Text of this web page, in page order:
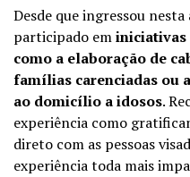
Desde que ingressou
participado eminiciativas
como a elaboração de
famílias carenciadas ou
ao domicílio a idosos.
experiência como
direto com as pessoas
experiência toda mais